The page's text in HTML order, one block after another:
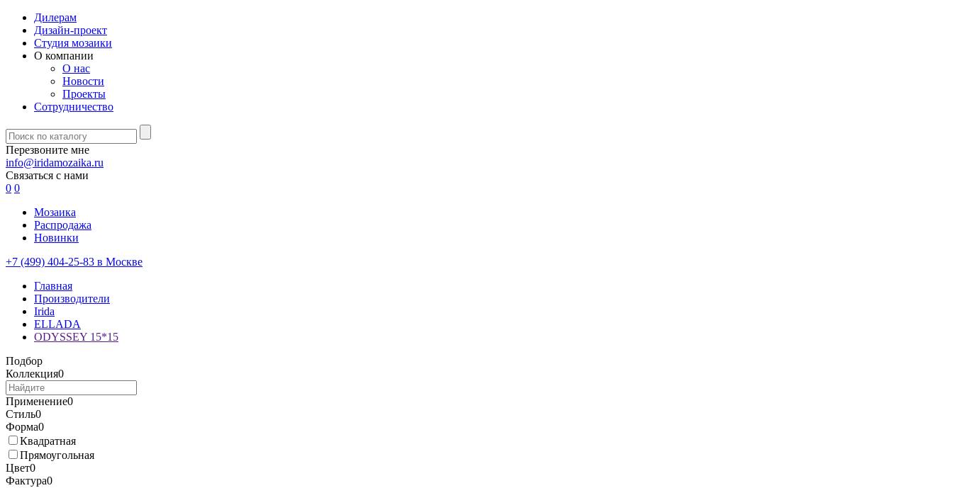
Дилерам
Дизайн-проект
Студия мозаики
О компании
О нас
Новости
Проекты
Сотрудничество
Перезвоните мне
info@iridamozaika.ru
Связаться с нами
0 0
Мозаика
Распродажа
Новинки
+7 (499) 404-25-83 в Москве
Главная
Производители
Irida
ELLADA
ODYSSEY 15*15
Подбор
Коллекция0
Применение0
Стиль0
Форма0
Квадратная
Прямоугольная
Цвет0
Фактура0